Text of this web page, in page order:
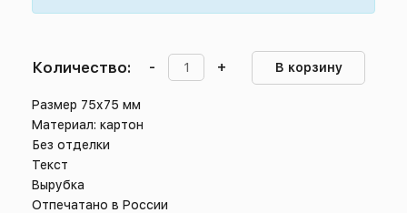
Количество: - + В корзину
Размер 75х75 мм
Материал: картон
Без отделки
Текст
Вырубка
Отпечатано в России